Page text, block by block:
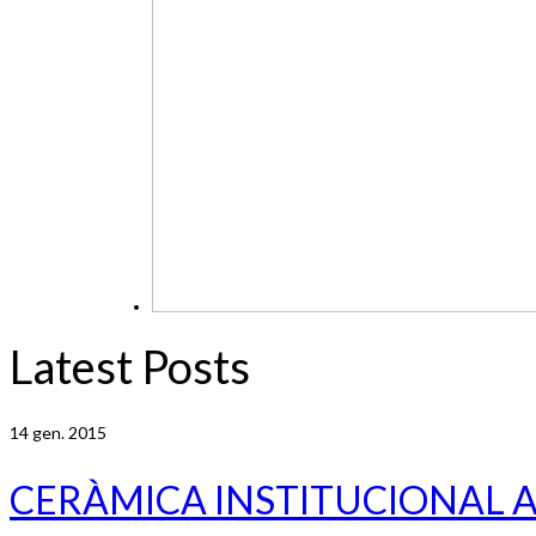
Latest Posts
14gen. 2015
CERÀMICA INSTITUCIONAL